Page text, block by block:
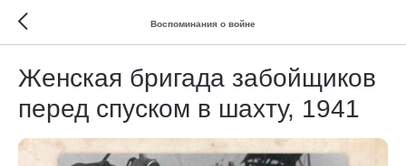
Воспоминания о войне
Женская бригада забойщиков
перед спуском в шахту, 1941